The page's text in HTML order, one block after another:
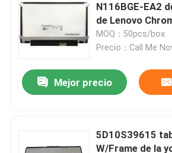
N116BGE-EA2
de Lenovo
Gen3 AMD
MOQ：50pcs/box
Precio：Call Me
Mejor precio
5D10S39615
W/Frame de la